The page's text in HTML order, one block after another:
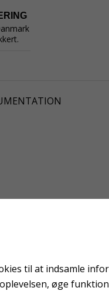
til at indsamle
øge